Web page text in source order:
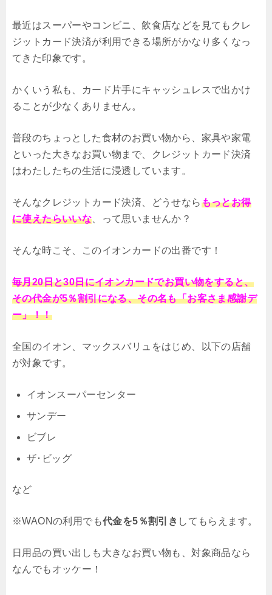
最近はスーパーやコンビニ、飲食店などを見てもクレ
ジットカード決済が利用できる場所がかなり多くなっ
てきた印象です。
かくいう私も、カード片手にキャッシュレスで出かけ
ることが少なくありません。
普段のちょっとした食材のお買い物から、家具や家電
といった大きなお買い物まで、クレジットカード決済
はわたしたちの生活に浸透しています。
そんなクレジットカード決済、どうせならもっとお得
に使えたらいいな 、って思いませんか？
そんな時こそ、このイオンカードの出番です！
毎月20日と30日にイオンカードでお買い物をすると、
その代金が5％割引になる、その名も「お客さま感謝デ
ー」！！
全国のイオン、マックスバリュをはじめ、以下の店舗
が対象です。
イオンスーパーセンター
サンデー
ビブレ
ザ･ビッグ
など
※WAONの利用でも代金を5％割引き してもらえます。
日用品の買い出しも大きなお買い物も、対象商品なら
なんでもオッケー！